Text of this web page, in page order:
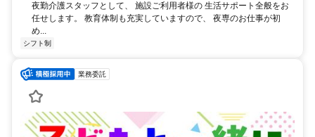
夜勤介護スタッフとして、 施設ご利用者様の 生活サポート全般をお
任せします。 教育体制も充実していますので、 夜専のお仕事が初
め...
シフト制
業務委託